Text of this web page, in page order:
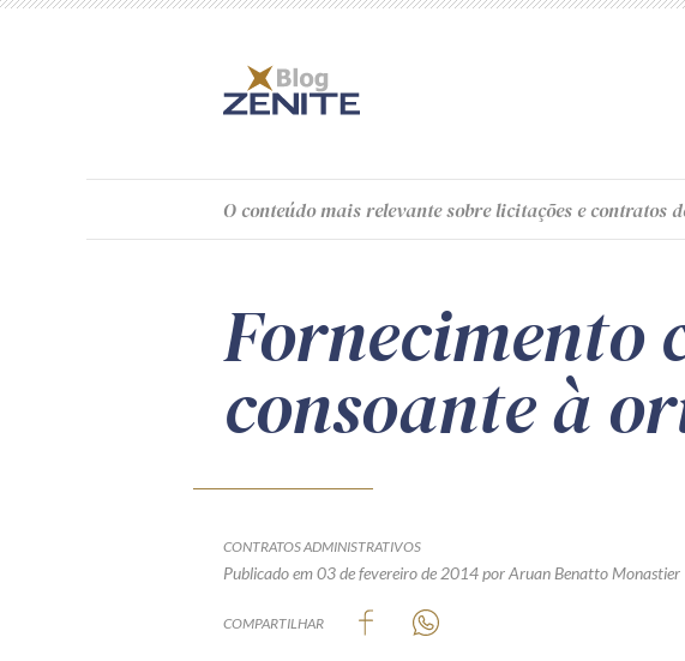
O conteúdomais relevante sobre licitações e contratos
Fornecimento
consoante à
CONTRATOS ADMINISTRATIVOS
Publicado em 03 de fevereiro de 2014por Aruan Benatto Monastier
COMPARTILHAR